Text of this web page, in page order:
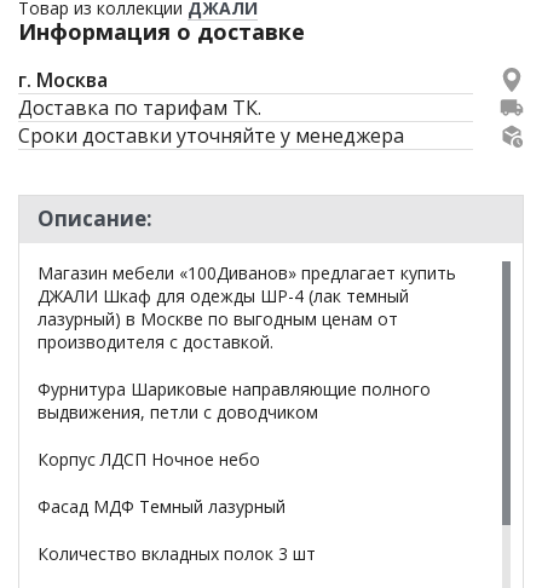
Товар из коллекции ДЖАЛИ
Информация о доставке
г. Москва
Доставка по тарифам ТК.
Сроки доставки уточняйте у менеджера
Описание:
Магазин мебели «100Диванов» предлагает купить
ДЖАЛИ Шкаф для одежды ШР-4 (лак темный
лазурный) в Москве по выгодным ценам от
производителя с доставкой.
Фурнитура Шариковые направляющие полного
выдвижения, петли с доводчиком
Корпус ЛДСП Ночное небо
Фасад МДФ Темный лазурный
Количество вкладных полок 3 шт